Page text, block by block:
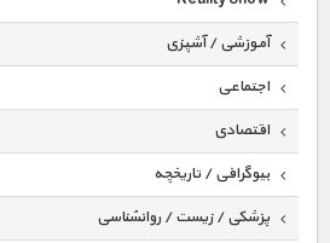
آموزشی / آشپزی
اجتماعی
اقتصادی
بیوگرافی / تاریخچه
پزشکی / زیست / روانشناسی